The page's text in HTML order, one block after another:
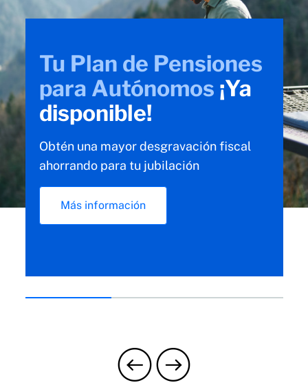
¿No sabes cómo
tramitarun siniestro
de comercios?
Te decimos cómo gestionar tu siniestro
con toda la tranquilidad, paso a paso
Saber más